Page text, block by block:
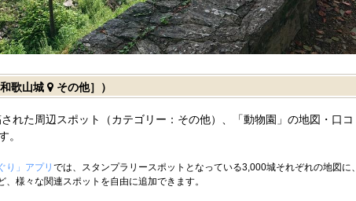
歌山城 その他］）
れた周辺スポット（カテゴリー：その他）、「動物園」の地図・口コ
。
り」アプリ では、スタンプラリースポットとなっている3,000城それぞれの地図に、
、様々な関連スポットを自由に追加できます。